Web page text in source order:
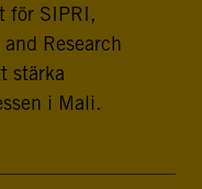
för SIPRI,
Research
stärka
i Mali.